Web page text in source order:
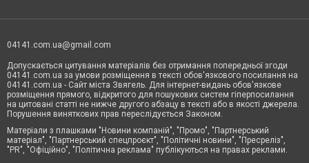
04141.com.ua@gmail.com
Допускається цитування матеріалів без отримання попередньої згоди
04141.com.ua за умови розміщення в тексті обов'язкового посилання на
04141.com.ua - Сайт міста Звягель. Для інтернет-видань обов'язкове
розміщення прямого, відкритого для пошукових систем гіперпосилання
на цитовані статті не нижче другого абзацу в тексті або в якості джерела.
Порушення виняткових прав переслідується Законом.
Матеріали з плашками "Новини компаній", "Промо", "Партнерський
матеріал", "Партнерський спецпроєкт", "Політичні новини", "Пресреліз",
"PR", "Офіційно", "Політична реклама" публікуються на правах реклами.